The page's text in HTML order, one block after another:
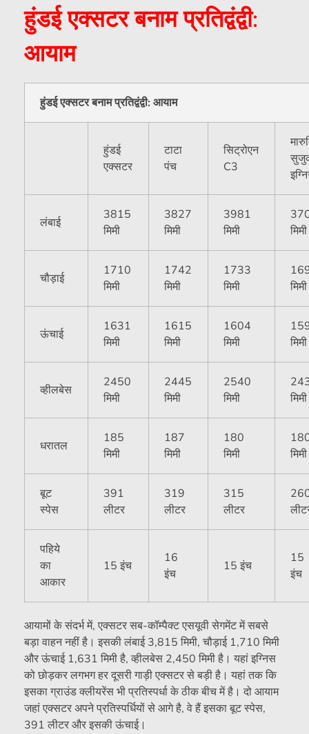
हुंडई एक्सटर बनाम प्रतिद्वंद्वी:
आयाम
हुंडई एक्सटर बनाम प्रतिद्वंद्वी: आयाम
हुंडई
एक्सटर
टाटा
पंच
सिट्रोएन
C3
लंबाई
3815
मिमी
3827
मिमी
3981
मिमी
मिमी
चौड़ाई
1710
मिमी
1742
मिमी
1733
मिमी
मिमी
ऊंचाई
1631
मिमी
1615
मिमी
1604
मिमी
मिमी
व्हीलबेस
2450
मिमी
2445
मिमी
2540
मिमी
मिमी
धरातल
185
मिमी
187
मिमी
180
मिमी
मिमी
बूट
स्पेस
391
लीटर
319
लीटर
315
लीटर
पहिये
का
आकार
15 इंच
16
इंच
15 इंच
15
इंच
आयामों के संदर्भ में, एक्सटर सब-कॉम्पैक्ट एसयूवी सेगमेंट में सबसे
बड़ा वाहन नहीं है। इसकी लंबाई 3,815 मिमी, चौड़ाई 1,710 मिमी
और ऊंचाई 1,631 मिमी है, व्हीलबेस 2,450 मिमी है। यहां इग्निस
को छोड़कर लगभग हर दूसरी गाड़ी एक्सटर से बड़ी है। यहां तक ​​कि
इसका ग्राउंड क्लीयरेंस भी प्रतिस्पर्धा के ठीक बीच में है। दो आयाम
जहां एक्सटर अपने प्रतिस्पर्धियों से आगे है, वे हैं इसका बूट स्पेस,
391 लीटर और इसकी ऊंचाई।